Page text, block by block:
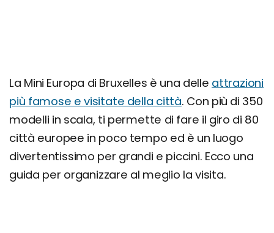
La Mini Europa di Bruxelles è una delle attrazioni
più famose e visitate della città. Con più di 350
modelli in scala, ti permette di fare il giro di 80
città europee in poco tempo ed è un luogo
divertentissimo per grandi e piccini. Ecco una
guida per organizzare al meglio la visita.